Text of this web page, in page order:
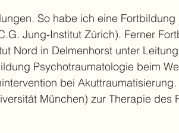
So habe ich eine
Jung-Institut Zürich). Ferner
Nord in Delmenhorst unter
Psychotraumatologie beim
bei
München) zur Therapie